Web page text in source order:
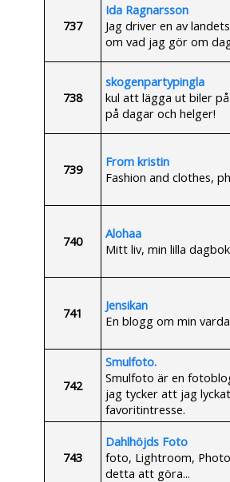
737
Ida Ragnarsson
Jag driver en av
om vad jag gör om
738
skogenpartypingla
kul att lägga ut biler
på dagar och helger!
739
From kristin
Fashion and clothes,
740
Alohaa
Mitt liv, min lilla
741
Jensikan
En blogg om min
742
Smulfoto.
Smulfoto är en
jag tycker att jag
favoritintresse.
743
Dahlhöjds Foto
foto, Lightroom,
detta att göra...